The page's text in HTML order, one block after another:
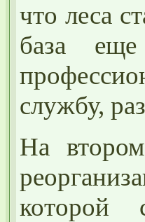
что леса
база
службу,
На
которой